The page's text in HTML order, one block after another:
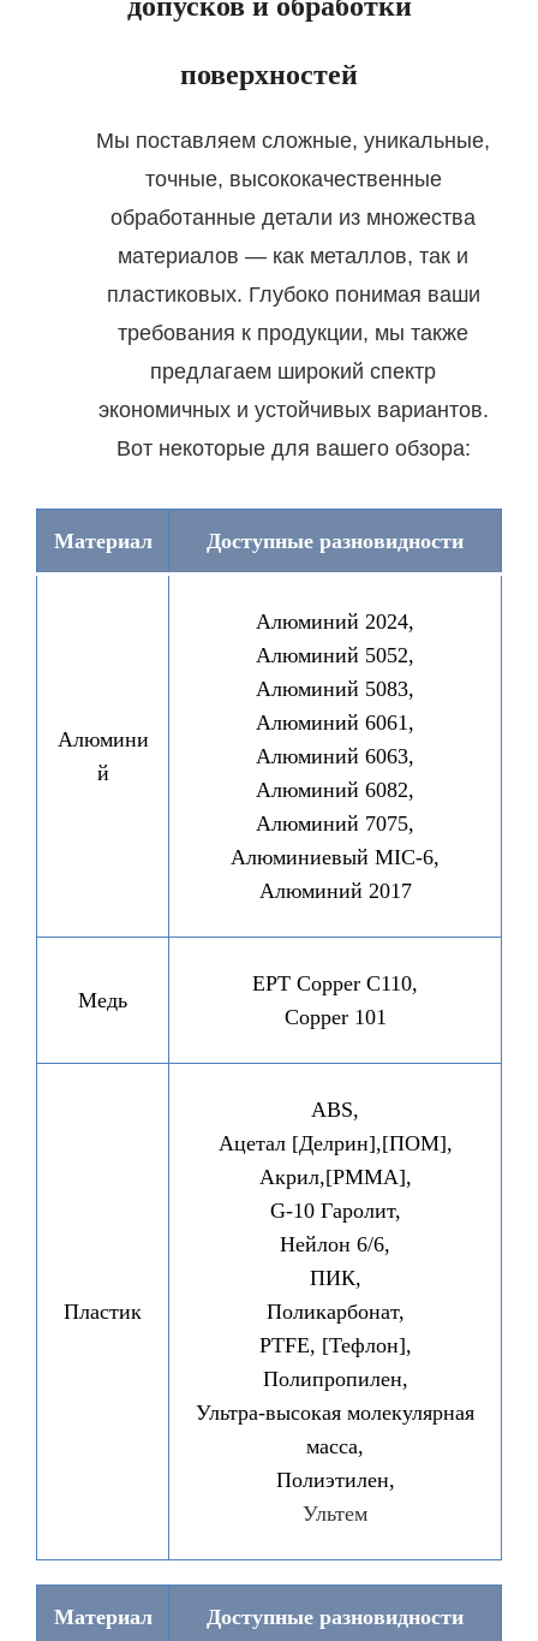
поверхностей
Мы поставляем сложные, уникальные,
точные, высококачественные
обработанные детали из множества
материалов — как металлов, так и
пластиковых. Глубоко понимая ваши
требования к продукции, мы также
предлагаем широкий спектр
экономичных и устойчивых вариантов.
Вот некоторые для вашего обзора:
Материал Доступные разновидности
Алюмини
й
Алюминий 2024,
Алюминий 5052,
Алюминий 5083,
Алюминий 6061,
Алюминий 6063,
Алюминий 6082,
Алюминий 7075,
Алюминиевый MIC-6,
Алюминий 2017
Медь
EPT Copper C110,
Copper 101
Пластик
ABS,
Ацетал [Делрин],[ПОМ],
Акрил,[PMMA],
G-10 Гаролит,
Нейлон 6/6,
ПИК,
Поликарбонат,
PTFE, [Тефлон],
Полипропилен,
Ультра-высокая молекулярная
масса,
Полиэтилен,
Ультем
Материал Доступные разновидности